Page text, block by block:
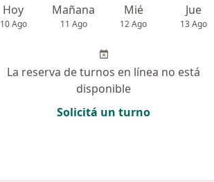
Hoy
10 Ago
Mañana
11 Ago
Mié
12 Ago
Jue
13 Ago
La reserva de turnos en línea no está
disponible
Solicitá un turno